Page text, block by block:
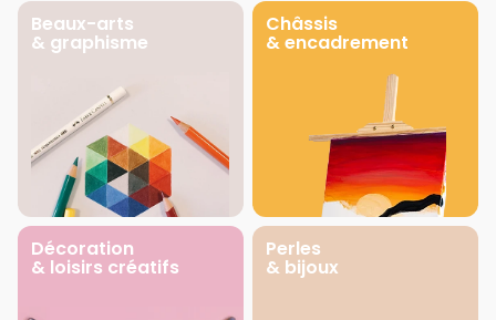
Beaux-arts
& graphisme
Châssis
& encadrement
Décoration
& loisirs créatifs
Perles
& bijoux